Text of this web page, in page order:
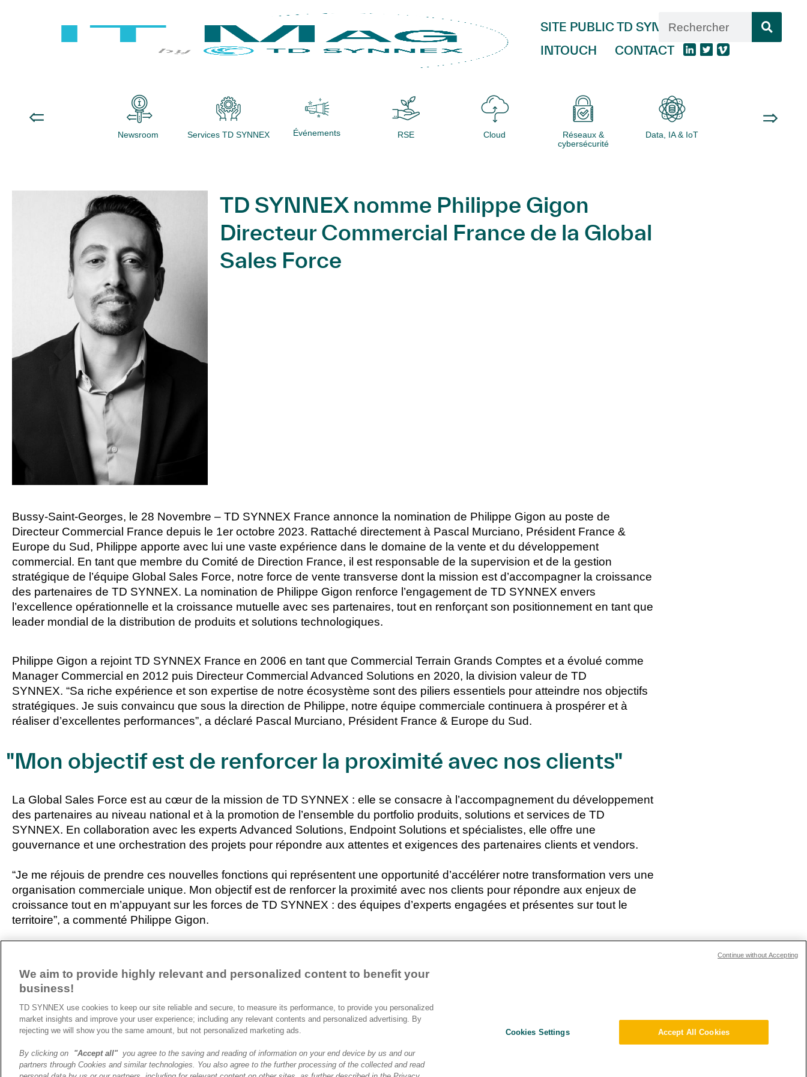
SITE PUBLIC TD SYNNEX
INTOUCH
CONTACT
Newsroom Services TD SYNNEX Événements RSE Cloud
Réseaux &
cybersécurité
Data, IA & IoT
TD SYNNEX nomme Philippe Gigon
Directeur Commercial France de la Global
Sales Force
Bussy-Saint-Georges, le 28 Novembre – TD SYNNEX France annonce la nomination de Philippe Gigon au poste de
Directeur Commercial France depuis le 1er octobre 2023. Rattaché directement à Pascal Murciano, Président France &
Europe du Sud, Philippe apporte avec lui une vaste expérience dans le domaine de la vente et du développement
commercial. En tant que membre du Comité de Direction France, il est responsable de la supervision et de la gestion
stratégique de l’équipe Global Sales Force, notre force de vente transverse dont la mission est d’accompagner la croissance
des partenaires de TD SYNNEX. La nomination de Philippe Gigon renforce l’engagement de TD SYNNEX envers
l’excellence opérationnelle et la croissance mutuelle avec ses partenaires, tout en renforçant son positionnement en tant que
leader mondial de la distribution de produits et solutions technologiques.
Philippe Gigon a rejoint TD SYNNEX France en 2006 en tant que Commercial Terrain Grands Comptes et a évolué comme
Manager Commercial en 2012 puis Directeur Commercial Advanced Solutions en 2020, la division valeur de TD
SYNNEX. “Sa riche expérience et son expertise de notre écosystème sont des piliers essentiels pour atteindre nos objectifs
stratégiques. Je suis convaincu que sous la direction de Philippe, notre équipe commerciale continuera à prospérer et à
réaliser d’excellentes performances”, a déclaré Pascal Murciano, Président France & Europe du Sud.
"Mon objectif est de renforcer la proximité avec nos clients"
La Global Sales Force est au cœur de la mission de TD SYNNEX : elle se consacre à l’accompagnement du développement
des partenaires au niveau national et à la promotion de l’ensemble du portfolio produits, solutions et services de TD
SYNNEX. En collaboration avec les experts Advanced Solutions, Endpoint Solutions et spécialistes, elle offre une
gouvernance et une orchestration des projets pour répondre aux attentes et exigences des partenaires clients et vendors.
“Je me réjouis de prendre ces nouvelles fonctions qui représentent une opportunité d’accélérer notre transformation vers une
organisation commerciale unique. Mon objectif est de renforcer la proximité avec nos clients pour répondre aux enjeux de
croissance tout en m’appuyant sur les forces de TD SYNNEX : des équipes d’experts engagées et présentes sur tout le
territoire”, a commenté Philippe Gigon.
A propos de TD SYNNEX
Historique
Travailler chez TD SYNNEX
Devenir Client
Contact
Politique Environnementale – RSE
We aim to provide highly relevant and personalized content to benefit your
business!
TD SYNNEX use cookies to keep our site reliable and secure, to measure its performance, to provide you personalized
market insights and improve your user experience; including any relevant contents and personalized advertising. By
rejecting we will show you the same amount, but not personalized marketing ads.
By clicking on "Accept all"you agree to the saving and reading of information on your end device by us and our
partners through Cookies and similar technologies. You also agree to the further processing of the collected and read
Cookies Settings Accept All Cookies
Continue without Accepting